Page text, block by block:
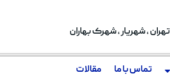
تهران , شهریار , شهرک بهاران
تماس با ما مقالات